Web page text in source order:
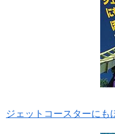
ジェットコースターにも